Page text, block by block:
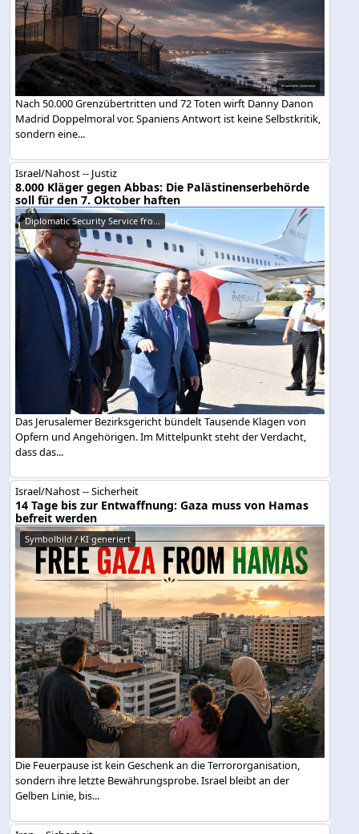
Nach 50.000 Grenzübertritten und 72 Toten wirft Danny Danon
Madrid Doppelmoral vor. Spaniens Antwort ist keine Selbstkritik,
sondern eine...
Israel/Nahost -- Justiz
8.000 Kläger gegen Abbas: Die Palästinenserbehörde
soll für den 7. Oktober haften
Diplomatic Security Service fro...
Das Jerusalemer Bezirksgericht bündelt Tausende Klagen von
Opfern und Angehörigen. Im Mittelpunkt steht der Verdacht,
dass das...
Israel/Nahost -- Sicherheit
14 Tage bis zur Entwaffnung: Gaza muss von Hamas
befreit werden
Symbolbild / KI generiert
Die Feuerpause ist kein Geschenk an die Terrororganisation,
sondern ihre letzte Bewährungsprobe. Israel bleibt an der
Gelben Linie, bis...